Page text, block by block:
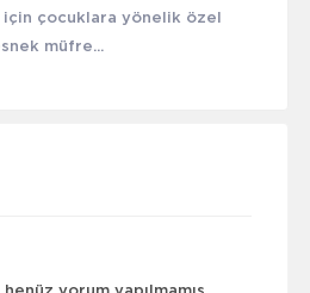
çocuklara yönelik özel
müfre...